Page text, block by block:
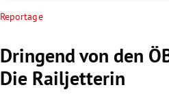
Untermenü
Untermenü
Untermenü
Reportage
Dringend von den
Die Railjetterin